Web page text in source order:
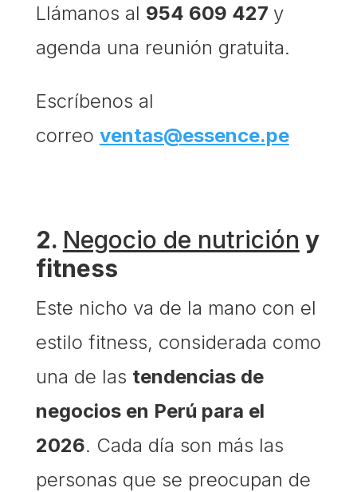
Llámanos al 954 609 427 y
agenda una reunión gratuita.
Escríbenos al
correo ventas@essence.pe
2. Negocio de nutrición y
fitness
Este nicho va de la mano con el
estilo fitness, considerada como
una de las tendencias de
negocios en Perú para el
2026. Cada día son más las
personas que se preocupan de